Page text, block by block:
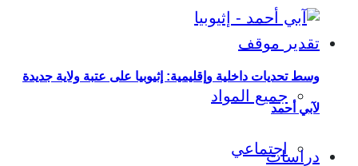
تقدير موقف
جميع المواد
اجتماعي
وسط تحديات داخلية وإقليمية: إثيوبيا على عتبة ولاية جديدة
لآبي أحمد
دراسات